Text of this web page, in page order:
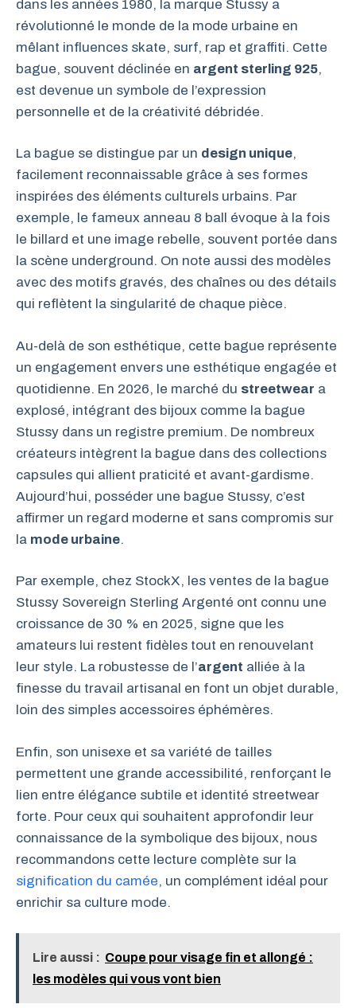
dans les années 1980, la marque Stussy a
révolutionné le monde de la mode urbaine en
mêlant influences skate, surf, rap et graffiti. Cette
bague, souvent déclinée en argent sterling 925,
est devenue un symbole de l’expression
personnelle et de la créativité débridée.
La bague se distingue par un design unique,
facilement reconnaissable grâce à ses formes
inspirées des éléments culturels urbains. Par
exemple, le fameux anneau 8 ball évoque à la fois
le billard et une image rebelle, souvent portée dans
la scène underground. On note aussi des modèles
avec des motifs gravés, des chaînes ou des détails
qui reflètent la singularité de chaque pièce.
Au-delà de son esthétique, cette bague représente
un engagement envers une esthétique engagée et
quotidienne. En 2026, le marché du streetwear a
explosé, intégrant des bijoux comme la bague
Stussy dans un registre premium. De nombreux
créateurs intègrent la bague dans des collections
capsules qui allient praticité et avant-gardisme.
Aujourd’hui, posséder une bague Stussy, c’est
affirmer un regard moderne et sans compromis sur
la mode urbaine.
Par exemple, chez StockX, les ventes de la bague
Stussy Sovereign Sterling Argenté ont connu une
croissance de 30 % en 2025, signe que les
amateurs lui restent fidèles tout en renouvelant
leur style. La robustesse de l’argent alliée à la
finesse du travail artisanal en font un objet durable,
loin des simples accessoires éphémères.
Enfin, son unisexe et sa variété de tailles
permettent une grande accessibilité, renforçant le
lien entre élégance subtile et identité streetwear
forte. Pour ceux qui souhaitent approfondir leur
connaissance de la symbolique des bijoux, nous
recommandons cette lecture complète sur la
signification du camée, un complément idéal pour
enrichir sa culture mode.
Lire aussi : Coupe pour visage fin et allongé :
les modèles qui vous vont bien